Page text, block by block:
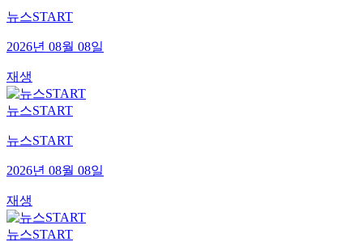
뉴스START
2026년 08월 08일
재생
뉴스START
뉴스START
2026년 08월 08일
재생
뉴스START